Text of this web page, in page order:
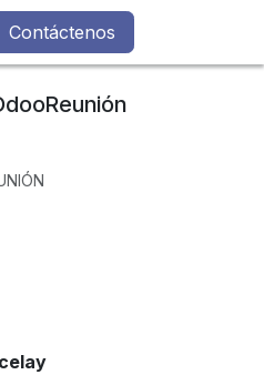
Contáctenos